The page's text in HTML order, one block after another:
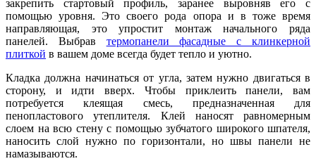
закрепить стартовый профиль, заранее выровняв его с
помощью уровня. Это своего рода опора и в тоже время
направляющая, это упростит монтаж начального ряда
панелей. Выбрав термопанели фасадные с клинкерной
плиткой в вашем доме всегда будет тепло и уютно.
Кладка должна начинаться от угла, затем нужно двигаться в
сторону, и идти вверх. Чтобы приклеить панели, вам
потребуется клеящая смесь, предназначенная для
пенопластового утеплителя. Клей наносят равномерным
слоем на всю стену с помощью зубчатого широкого шпателя,
наносить слой нужно по горизонтали, но швы панели не
намазываются.